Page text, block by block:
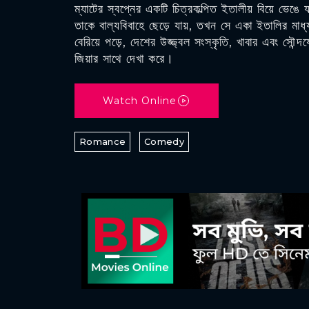
ম্যাটের স্বপ্নের একটি চিত্রকল্পিত ইতালীয় বিয়ে
তাকে বাল্যবিবাহে ছেড়ে যায়, তখন সে একা ইতালির
বেরিয়ে পড়ে, দেশের উজ্জ্বল সংস্কৃতি, খাবার এবং
জিয়ার সাথে দেখা করে।
Watch Online
Romance Comedy